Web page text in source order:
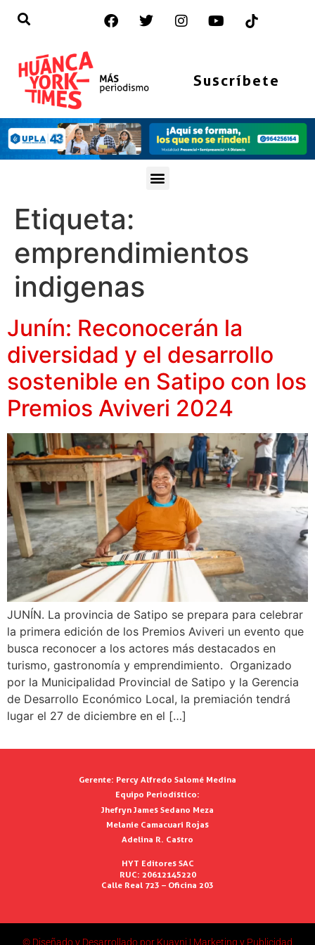
Suscríbete
Etiqueta:
emprendimientos
indigenas
Junín: Reconocerán la
diversidad y el desarrollo
sostenible en Satipo con los
Premios Aviveri 2024
JUNÍN. La provincia de Satipo se prepara para celebrar
la primera edición de los Premios Aviveri un evento que
busca reconocer a los actores más destacados en
turismo, gastronomía y emprendimiento. Organizado
por la Municipalidad Provincial de Satipo y la Gerencia
de Desarrollo Económico Local, la premiación tendrá
lugar el 27 de diciembre en el […]
Gerente: Percy Alfredo Salomé Medina
Equipo Periodístico:
Jhefryn James Sedano Meza
Melanie Camacuari Rojas
Adelina R. Castro
HYT Editores SAC
RUC: 20612145220
Calle Real 723 – Oficina 203
© Diseñado y Desarrollado por Kuayni | Marketing y Publicidad